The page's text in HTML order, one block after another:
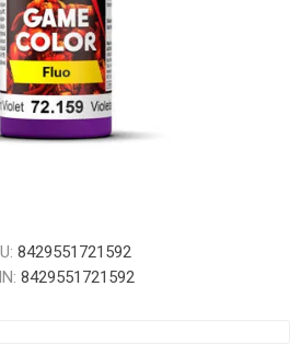
8429551721592
8429551721592